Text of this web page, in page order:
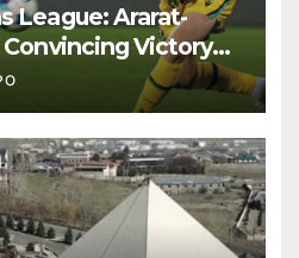
League: Ararat-
Victory
2-0